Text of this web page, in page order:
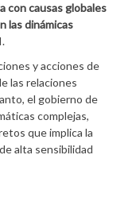
con causas globales
las dinámicas
y acciones de
las relaciones
el gobierno de
complejas,
que implica la
alta sensibilidad